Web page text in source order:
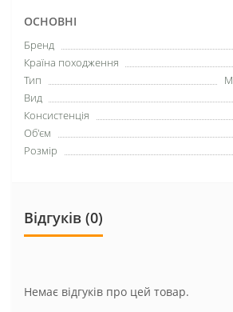
ОСНОВНІ
Бренд
Країна походження
Тип
Вид
Консистенція
Об'єм
Розмір
Відгуків (0)
Немає відгуків про цей товар.